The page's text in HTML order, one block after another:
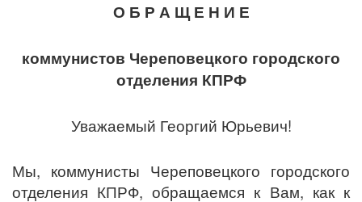
О Б Р А Щ Е Н И Е
коммунистов Череповецкого городского
отделения КПРФ
Уважаемый Георгий Юрьевич!
Мы, коммунисты Череповецкого городского
отделения КПРФ, обращаемся к Вам, как к